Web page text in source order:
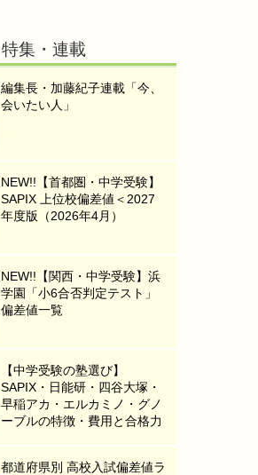
特集・連載
編集長・加藤紀子連載「今、
会いたい人」
NEW!!【首都圏・中学受験】
SAPIX 上位校偏差値＜2027
年度版（2026年4月）
NEW!!【関西・中学受験】浜
学園「小6合否判定テスト」
偏差値一覧
【中学受験の塾選び】
SAPIX・日能研・四谷大塚・
早稲アカ・エルカミノ・グノ
ーブルの特徴・費用と合格力
都道府県別 高校入試偏差値ラ